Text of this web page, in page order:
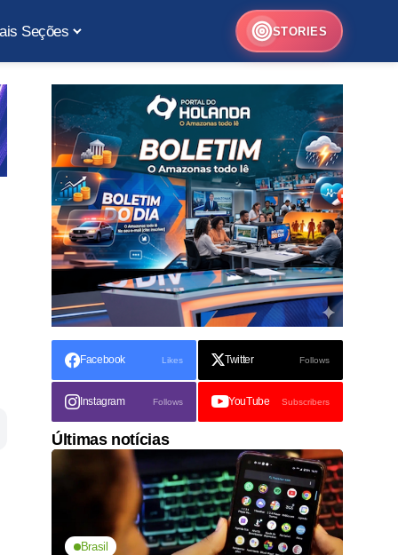
Seções STORIES
Facebook Likes Twitter Follows
Instagram Follows YouTube Subscribers
Últimas notícias
Brasil